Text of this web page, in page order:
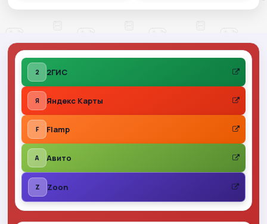
2 2ГИС
Я Яндекс Карты
F Flamp
A Авито
Z Zoon